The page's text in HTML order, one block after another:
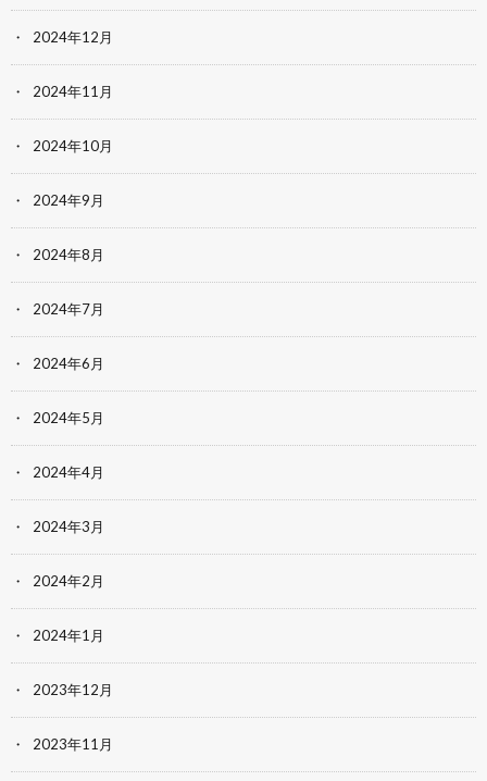
2024年12月
2024年11月
2024年10月
2024年9月
2024年8月
2024年7月
2024年6月
2024年5月
2024年4月
2024年3月
2024年2月
2024年1月
2023年12月
2023年11月